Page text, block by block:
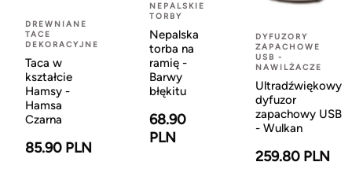
DREWNIANE
TACE
DEKORACYJNE
Taca w
kształcie
Hamsy -
Hamsa
Czarna
85.90 PLN
NEPALSKIE
TORBY
Nepalska
torba na
ramię -
Barwy
błękitu
68.90
PLN
DYFUZORY
ZAPACHOWE
USB -
NAWILŻACZE
Ultradźwiękowy
dyfuzor
zapachowy USB
- Wulkan
259.80 PLN